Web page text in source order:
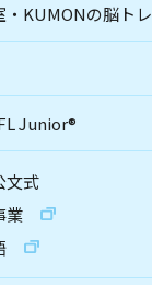
・KUMONの脳トレ
Junior®
文式
業